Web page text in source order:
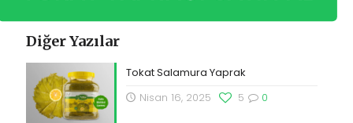
Diğer Yazılar
Tokat Salamura Yaprak
Nisan 16, 2025
0
5